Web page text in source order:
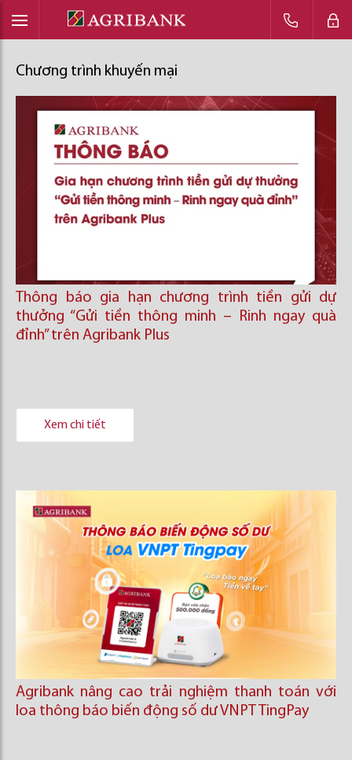
Chương trình khuyến mại
Thông báo gia hạn chương trình tiền gửi dự
thưởng “Gửi tiền thông minh – Rinh ngay quà
đỉnh” trên Agribank Plus
Xem chi tiết
Agribank nâng cao trải nghiệm thanh toán với
loa thông báo biến động số dư VNPT TingPay